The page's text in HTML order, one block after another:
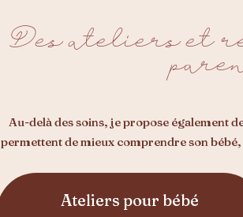
Des ateliers et
Au-delà des soins, je propose également
permettent de mieux comprendre son
Ateliers pour bébé